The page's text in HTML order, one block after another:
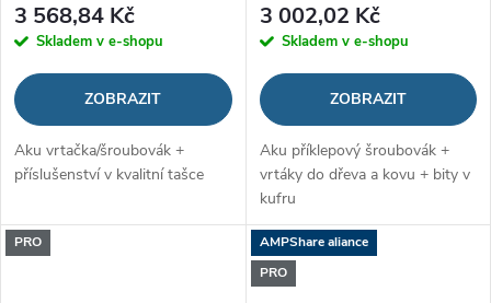
3 568,84 Kč
Skladem v e-shopu
ZOBRAZIT
Aku vrtačka/šroubovák +
příslušenství v kvalitní tašce
3 002,02 Kč
Skladem v e-shopu
ZOBRAZIT
Aku příklepový šroubovák +
vrtáky do dřeva a kovu + bity v
kufru
PRO
AMPShare aliance
PRO